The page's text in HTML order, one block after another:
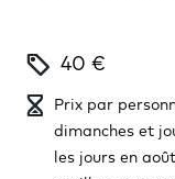
40 €
Prix par
dimanches et
les jours en